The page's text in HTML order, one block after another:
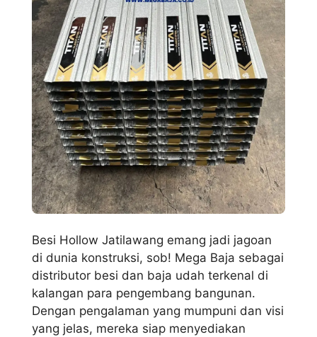
Besi Hollow Jatilawang emang jadi jagoan
di dunia konstruksi, sob! Mega Baja sebagai
distributor besi dan baja udah terkenal di
kalangan para pengembang bangunan.
Dengan pengalaman yang mumpuni dan visi
yang jelas, mereka siap menyediakan